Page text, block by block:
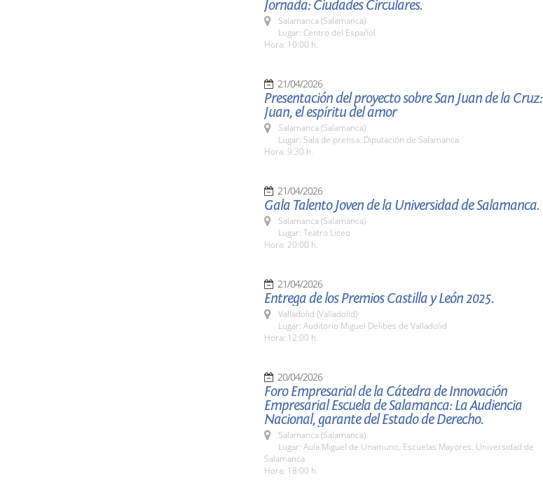
Jornada: Ciudades Circulares.
Salamanca (Salamanca)
Lugar: Centro del Español
Hora: 10:00 h.
21/04/2026
Presentación del proyecto sobre San Juan de la Cruz:
Juan, el espíritu del amor
Salamanca (Salamanca)
Lugar: Sala de prensa. Diputación de Salamanca
Hora: 9:30 h.
21/04/2026
Gala Talento Joven de la Universidad de Salamanca.
Salamanca (Salamanca)
Lugar: Teatro Liceo
Hora: 20:00 h.
21/04/2026
Entrega de los Premios Castilla y León 2025.
Valladolid (Valladolid)
Lugar: Auditorio Miguel Delibes de Valladolid
Hora: 12:00 h.
20/04/2026
Foro Empresarial de la Cátedra de Innovación
Empresarial Escuela de Salamanca: La Audiencia
Nacional, garante del Estado de Derecho.
Salamanca (Salamanca)
Lugar: Aula Miguel de Unamuno, Escuelas Mayores. Universidad de
Salamanca
Hora: 18:00 h.